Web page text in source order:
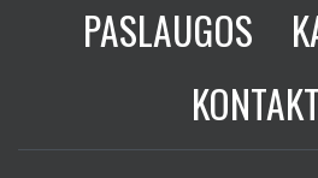
PASLAUGOS